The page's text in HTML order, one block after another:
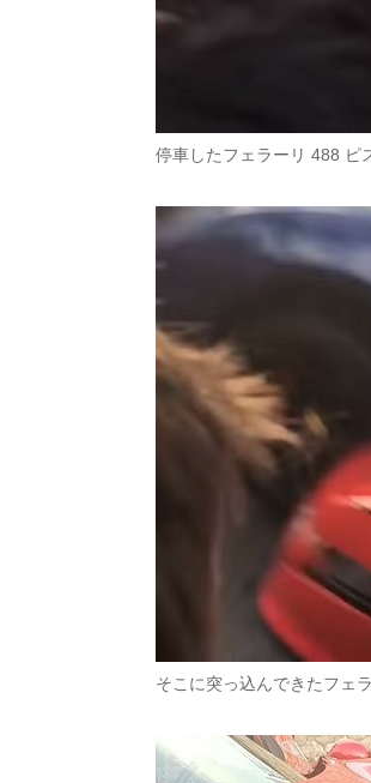
停車したフェラーリ 488 ピ
そこに突っ込んできたフェ